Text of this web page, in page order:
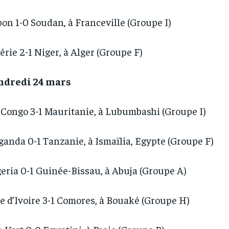
RECOMMENDED
RECOMMENDED
1-0 Soudan, à Franceville (Groupe I)
2-1 Niger, à Alger (Groupe F)
24 mars
3-1 Mauritanie, à Lubumbashi (Groupe I)
0-1 Tanzanie, à Ismaïlia, Egypte (Groupe F)
0-1 Guinée-Bissau, à Abuja (Groupe A)
d’Ivoire 3-1 Comores, à Bouaké (Groupe H)